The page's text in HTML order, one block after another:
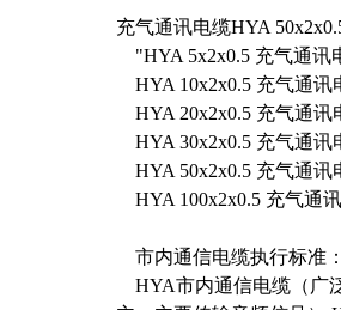
充气通讯电缆HYA
"HYA 5x2x0.5 充气通讯
HYA 10x2x0.5 充气通讯
HYA 20x2x0.5 充气通讯
HYA 30x2x0.5 充气通讯
HYA 50x2x0.5 充气通讯
HYA 100x2x0.5 充气通
市内通信电缆执行标准
HYA市内通信电缆（广